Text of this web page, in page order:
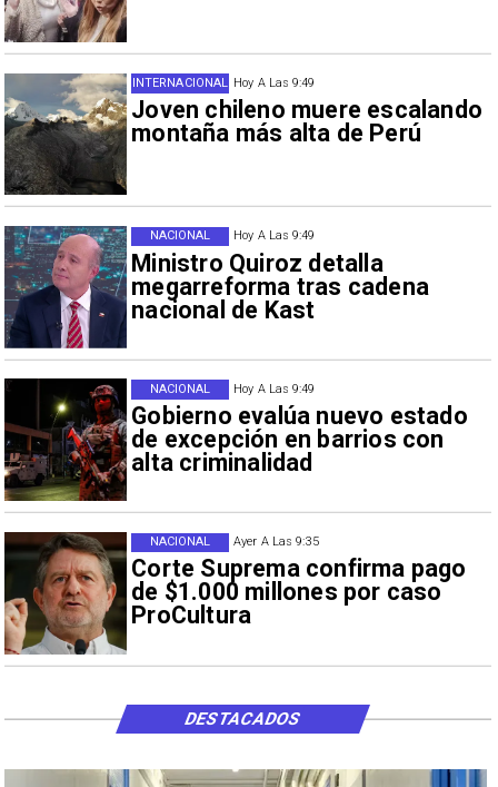
Hoy A Las 9:49
Joven chileno muere escalando
montaña más alta de Perú
INTERNACIONAL
Hoy A Las 9:49
Ministro Quiroz detalla
megarreforma tras cadena
nacional de Kast
NACIONAL
Hoy A Las 9:49
Gobierno evalúa nuevo estado
de excepción en barrios con
alta criminalidad
NACIONAL
Ayer A Las 9:35
Corte Suprema confirma pago
de $1.000 millones por caso
ProCultura
NACIONAL
DESTACADOS